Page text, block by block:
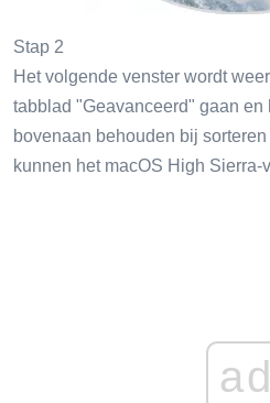
Stap 2
Het volgende venster wordt
tabblad "Geavanceerd" gaan en
bovenaan behouden bij
kunnen het macOS High
ad